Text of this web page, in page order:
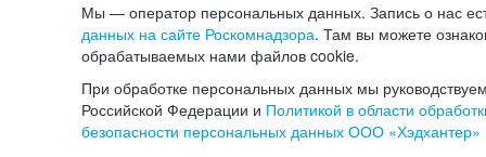
Мы — оператор персональных данных. Запись о нас
данных на сайте Роскомнадзора. Там вы можете
обрабатываемых нами файлов cookie.
При обработке персональных данных мы
Российской Федерации и Политикой в области
безопасности персональных данных ООО «Хэдхантер»